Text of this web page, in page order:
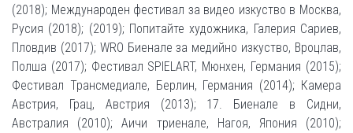
(2018); Международен фестивал за видео изкуство в Москва,
Русия (2018); (2019); Попитайте художника, Галерия Сариев,
Пловдив (2017); WRO Биенале за медийно изкуство, Вроцлав,
Полша (2017); Фестивал SPIELART, Мюнхен, Германия (2015);
Фестивал Трансмедиале, Берлин, Германия (2014); Камера
Австрия, Грац, Австрия (2013); 17. Биенале в Сидни,
Австралия (2010); Аичи триенале, Нагоя, Япония (2010);